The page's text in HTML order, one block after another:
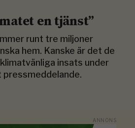
en tjänst”
runt tre miljoner
hem. Kanske är det de
insats under
pressmeddelande.